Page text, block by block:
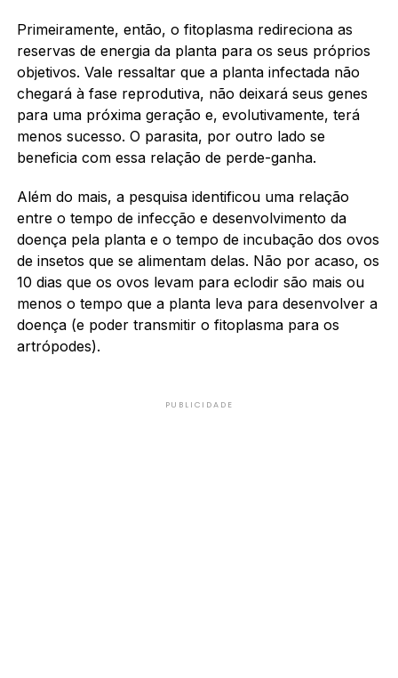
Primeiramente, então, o fitoplasma redireciona as
reservas de energia da planta para os seus próprios
objetivos. Vale ressaltar que a planta infectada não
chegará à fase reprodutiva, não deixará seus genes
para uma próxima geração e, evolutivamente, terá
menos sucesso. O parasita, por outro lado se
beneficia com essa relação de perde-ganha.
Além do mais, a pesquisa identificou uma relação
entre o tempo de infecção e desenvolvimento da
doença pela planta e o tempo de incubação dos ovos
de insetos que se alimentam delas. Não por acaso, os
10 dias que os ovos levam para eclodir são mais ou
menos o tempo que a planta leva para desenvolver a
doença (e poder transmitir o fitoplasma para os
artrópodes).
PUBLICIDADE